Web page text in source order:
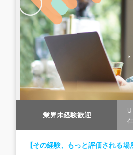
業界未経験歓迎
U
【その経験、もっと評価される